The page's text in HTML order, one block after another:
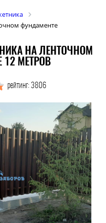
фундаменте
НА ЛЕНТОЧНОМ
МЕТРОВ
рейтинг: 3806